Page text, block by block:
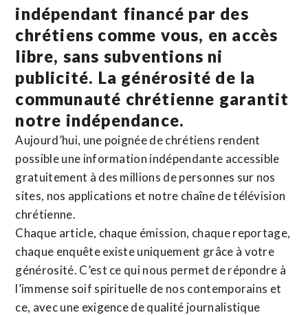
indépendant financé par des
chrétiens comme vous, en accès
libre, sans subventions ni
publicité. La générosité de la
communauté chrétienne garantit
notre indépendance.
Aujourd’hui, une poignée de chrétiens rendent
possible une information indépendante accessible
gratuitement à des millions de personnes sur nos
sites, nos applications et notre chaîne de télévision
chrétienne.
Chaque article, chaque émission, chaque reportage,
chaque enquête existe uniquement grâce à votre
générosité. C’est ce qui nous permet de répondre à
l’immense soif spirituelle de nos contemporains et
ce, avec une exigence de qualité journalistique